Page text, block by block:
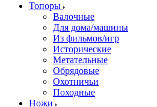
Топоры
Валочные
Для дома/машины
Из фильмов/игр
Исторические
Метательные
Обрядовые
Охотничьи
Походные
Ножи